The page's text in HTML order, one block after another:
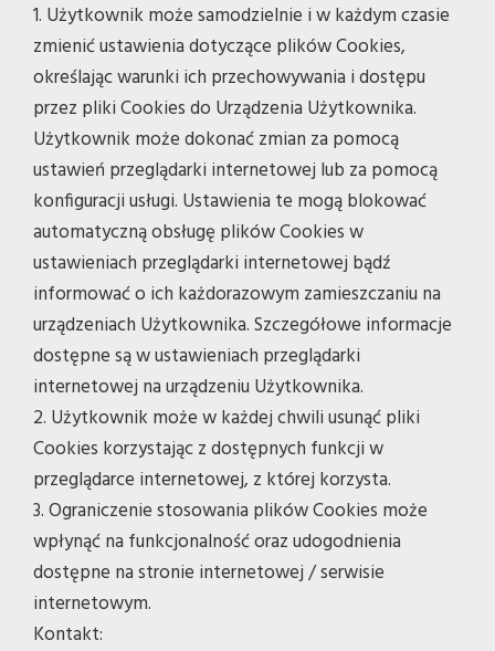
1. Użytkownik może samodzielnie i w każdym czasie
zmienić ustawienia dotyczące plików Cookies,
określając warunki ich przechowywania i dostępu
przez pliki Cookies do Urządzenia Użytkownika.
Użytkownik może dokonać zmian za pomocą
ustawień przeglądarki internetowej lub za pomocą
konfiguracji usługi. Ustawienia te mogą blokować
automatyczną obsługę plików Cookies w
ustawieniach przeglądarki internetowej bądź
informować o ich każdorazowym zamieszczaniu na
urządzeniach Użytkownika. Szczegółowe informacje
dostępne są w ustawieniach przeglądarki
internetowej na urządzeniu Użytkownika.
2. Użytkownik może w każdej chwili usunąć pliki
Cookies korzystając z dostępnych funkcji w
przeglądarce internetowej, z której korzysta.
3. Ograniczenie stosowania plików Cookies może
wpłynąć na funkcjonalność oraz udogodnienia
dostępne na stronie internetowej / serwisie
internetowym.
Kontakt: